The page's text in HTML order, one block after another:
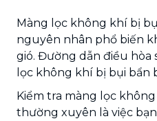
Màng lọc không khí bị
nguyên nhân phổ biến
gió. Đường dẫn điều hòa
lọc không khí bị bụi bẩn
Kiểm tra màng lọc
thường xuyên là việc